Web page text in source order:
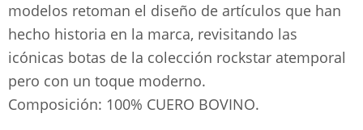
modelos retoman el diseño de artículos que han
hecho historia en la marca, revisitando las
icónicas botas de la colección rockstar atemporal
pero con un toque moderno.
Composición: 100% CUERO BOVINO.